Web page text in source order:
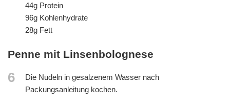
44g Protein
96g Kohlenhydrate
28g Fett
Penne mit Linsenbolognese
6
Die Nudeln in gesalzenem Wasser nach
Packungsanleitung kochen.